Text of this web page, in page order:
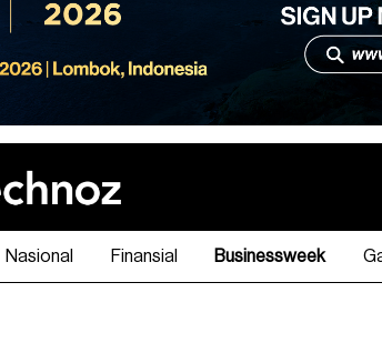
Nasional Finansial Businessweek